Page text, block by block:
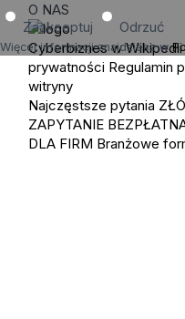
Zaakceptuj Odrzuć
Więcej informacji znajdziesz w
O NAS
Cyberbiznes w Wikipedii
prywatności Regulamin
witryny
Najczęstsze pytania
ZAPYTANIE
DLA FIRM Branżowe